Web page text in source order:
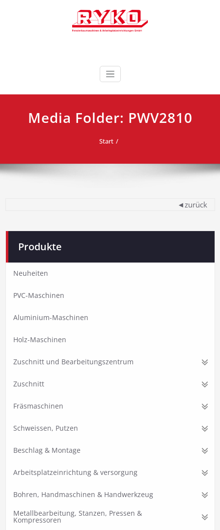
RYKO Deutschland
GmbH
Media Folder: PWV2810
Start
◄zurück
Produkte
Neuheiten
PVC-Maschinen
Aluminium-Maschinen
Holz-Maschinen
Zuschnitt und Bearbeitungszentrum
Zuschnitt
Fräsmaschinen
Schweissen, Putzen
Beschlag & Montage
Arbeitsplatzeinrichtung & versorgung
Bohren, Handmaschinen & Handwerkzeug
Metallbearbeitung, Stanzen, Pressen &
Kompressoren